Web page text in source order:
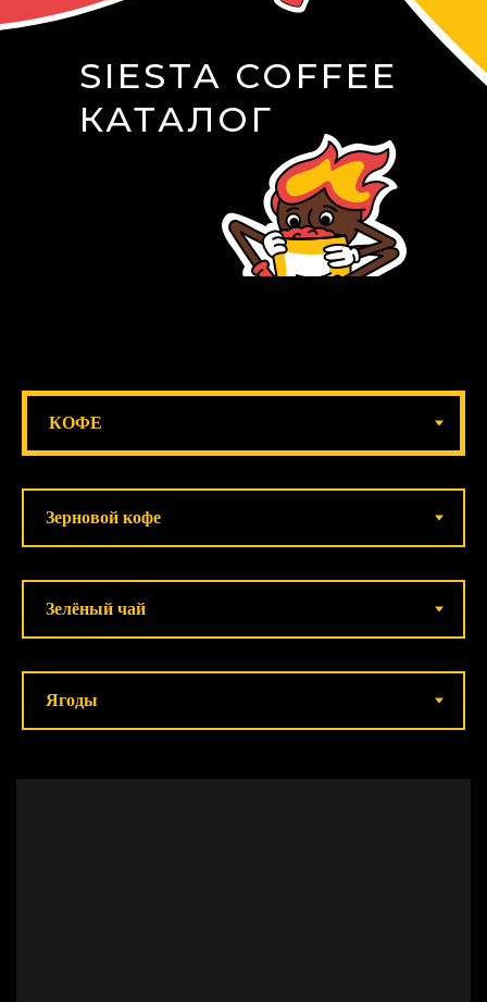
SIESTA COFFEE
КАТАЛОГ